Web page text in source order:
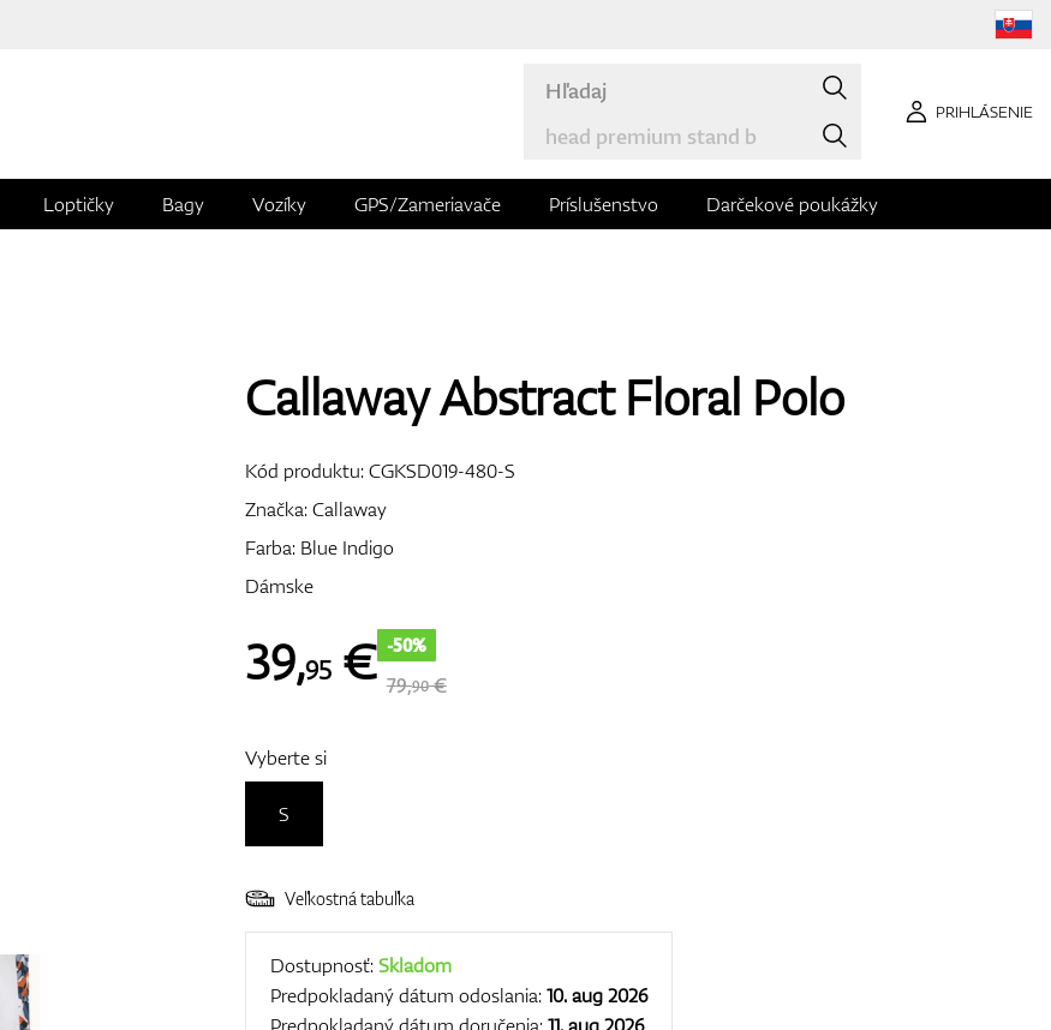
PRIHLÁSENIE
Loptičky Bagy Vozíky GPS/Zameriavače Príslušenstvo Darčekové poukážky
Callaway Abstract Floral Polo
Kód produktu:CGKSD019-480-S
Značka:Callaway
Farba: Blue Indigo
Dámske
39,95€ -50%
79,90€
Vyberte si
S
Veľkostná tabuľka
Dostupnosť:Skladom
Predpokladaný dátum odoslania:10. aug 2026